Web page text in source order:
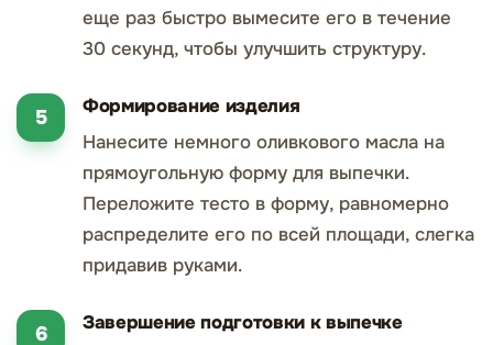
еще раз быстро вымесите его в течение
30 секунд, чтобы улучшить структуру.
Формирование изделия
Нанесите немного оливкового масла на
прямоугольную форму для выпечки.
Переложите тесто в форму, равномерно
распределите его по всей площади, слегка
придавив руками.
Завершение подготовки к выпечке